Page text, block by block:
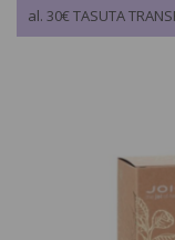
al. 30€ TASUTA